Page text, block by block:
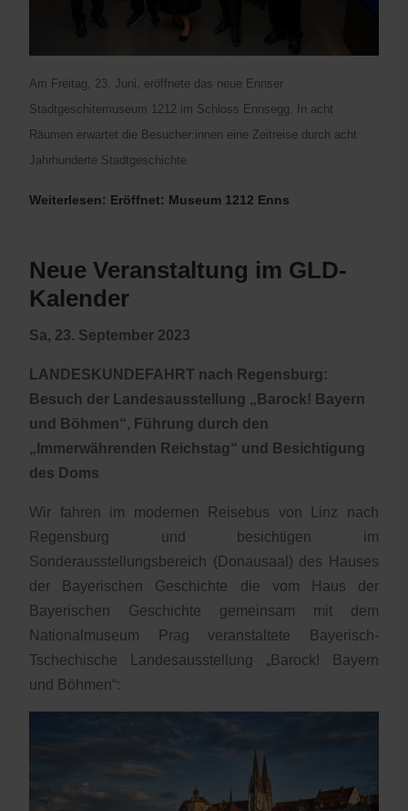
Am Freitag, 23. Juni, eröffnete das neue Ennser
Stadtgeschitemuseum 1212 im Schloss Ennsegg. In acht
Räumen erwartet die Besucher:innen eine Zeitreise durch acht
Jahrhunderte Stadtgeschichte.
Weiterlesen: Eröffnet: Museum 1212 Enns
Neue Veranstaltung im GLD-
Kalender
Sa, 23. September 2023
LANDESKUNDEFAHRT nach Regensburg:
Besuch der Landesausstellung „Barock! Bayern
und Böhmen“, Führung durch den
„Immerwährenden Reichstag“ und Besichtigung
des Doms
Wir fahren im modernen Reisebus von Linz nach
Regensburg und besichtigen im
Sonderausstellungsbereich (Donausaal) des Hauses
der Bayerischen Geschichte die vom Haus der
Bayerischen Geschichte gemeinsam mit dem
Nationalmuseum Prag veranstaltete Bayerisch-
Tschechische Landesausstellung „Barock! Bayern
und Böhmen“: